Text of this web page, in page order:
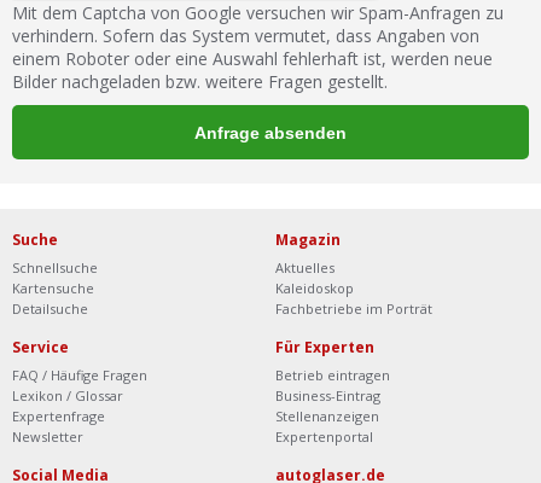
Mit dem Captcha von Google versuchen wir Spam-Anfragen zu
verhindern. Sofern das System vermutet, dass Angaben von
einem Roboter oder eine Auswahl fehlerhaft ist, werden neue
Bilder nachgeladen bzw. weitere Fragen gestellt.
Suche
Schnellsuche
Kartensuche
Detailsuche
Magazin
Aktuelles
Kaleidoskop
Fachbetriebe im Porträt
Service
FAQ / Häufige Fragen
Lexikon / Glossar
Expertenfrage
Newsletter
Für Experten
Betrieb eintragen
Business-Eintrag
Stellenanzeigen
Expertenportal
Social Media autoglaser.de